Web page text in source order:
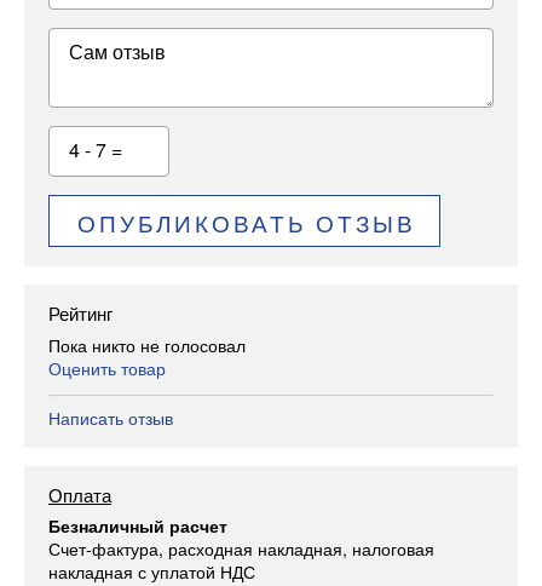
Сам отзыв
4 - 7 =
ОПУБЛИКОВАТЬ ОТЗЫВ
Рейтинг
Пока никто не голосовал
Оценить товар
Написать отзыв
Оплата
Безналичный расчет
Счет-фактура, расходная накладная, налоговая
накладная с уплатой НДС